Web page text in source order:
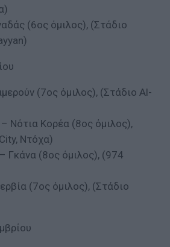
(6ος όμιλος), (Στάδιο
(7ος όμιλος), (Στάδιο Al-
Νότια Κορέα (8ος όμιλος),
Ντόχα)
Γκάνα (8ος όμιλος), (974
(7ος όμιλος), (Στάδιο